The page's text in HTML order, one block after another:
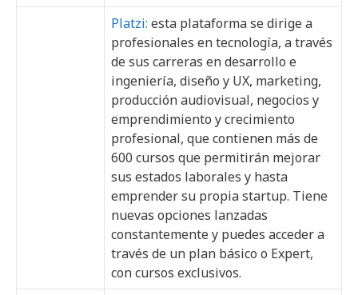
Platzi: esta plataforma se dirige a
profesionales en tecnología, a través
de sus carreras en desarrollo e
ingeniería, diseño y UX, marketing,
producción audiovisual, negocios y
emprendimiento y crecimiento
profesional, que contienen más de
600 cursos que permitirán mejorar
sus estados laborales y hasta
emprender su propia startup. Tiene
nuevas opciones lanzadas
constantemente y puedes acceder a
través de un plan básico o Expert,
con cursos exclusivos.